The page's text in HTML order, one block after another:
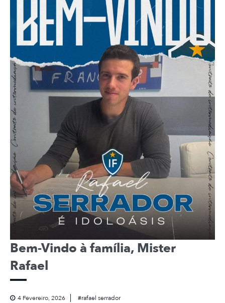
Bem-Vindo à família, Mister
Rafael
4 Fevereiro, 2026 rafael serrador